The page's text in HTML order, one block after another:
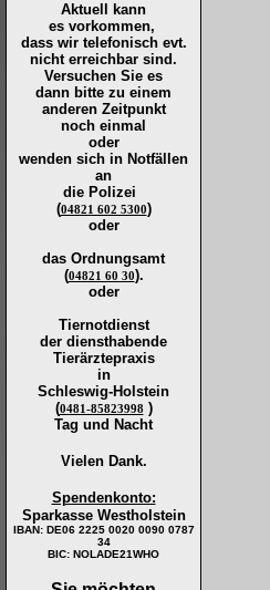
Aktuell kann
es vorkommen,
dass wir telefonisch evt.
nicht erreichbar sind.
Versuchen Sie es
dann bitte zu einem
anderen Zeitpunkt
noch einmal
oder
wenden sich in Notfällen
an
die Polizei
(04821 602 5300)
oder
das Ordnungsamt
(04821 60 30).
oder
Tiernotdienst
der diensthabende
Tierärztepraxis
in
Schleswig-Holstein
(0481-85823998 )
Tag und Nacht
Vielen Dank.
Spendenkonto:
Sparkasse Westholstein
IBAN: DE06 2225 0020 0090 0787
34
BIC: NOLADE21WHO